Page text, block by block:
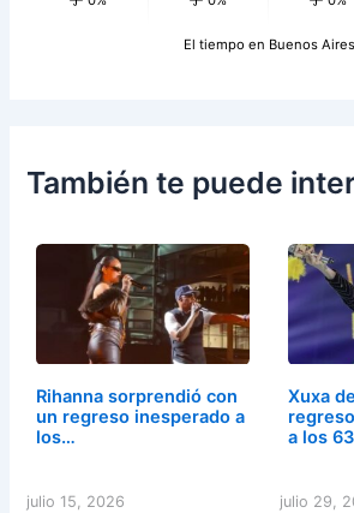
El tiempo en Buenos Aires
También te puede
Rihanna sorprendió con
un regreso inesperado a
los…
julio 15, 2026
Xuxa
a los
julio 29,